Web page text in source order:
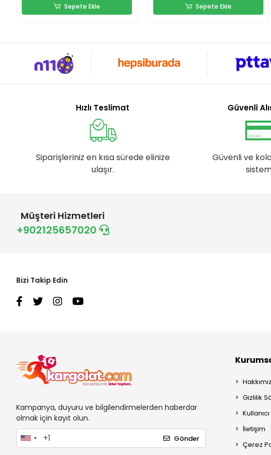
Sepete Ekle Sepete Ekle
Hızlı Teslimat
Siparişleriniz en kısa sürede elinize
ulaşır.
Güvenli
Güvenli ve
Müşteri Hizmetleri
+902125657020
Bizi Takip Edin
Kampanya, duyuru ve bilgilendirmelerden haberdar
olmak için kayıt olun.
Gönder
Gizlilik
İletişim
Çerez